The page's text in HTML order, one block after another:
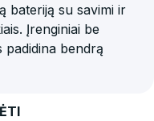
bateriją su savimi ir
Įrenginiai be
padidina bendrą